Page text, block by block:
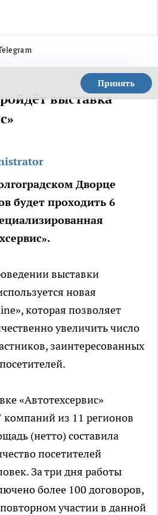
Принять
выставка
Дворце
будет проходить 6
выставки
новая
которая позволяет
увеличить число
заинтересованных
«Автотехсервис»
компаний из 11 регионов
(нетто) составила
посетителей
За три дня работы
более 100 договоров,
повторном участии в данной